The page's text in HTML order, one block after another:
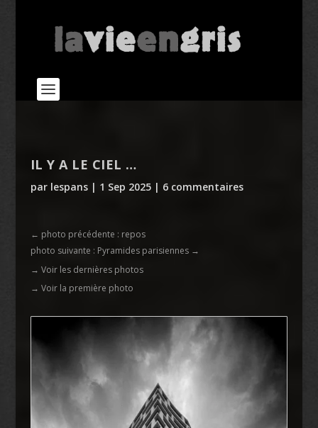
IL Y A LE CIEL …
par lespans| 1 Sep 2025| 6 commentaires
← photo précédente : repos
photo suivante : Pyramides parisiennes→
→ Voir les dernières photos
→ Voir la première photo